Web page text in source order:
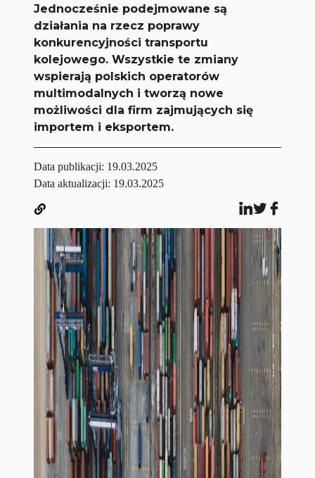
Jednocześnie podejmowane są
działania na rzecz poprawy
konkurencyjności transportu
kolejowego. Wszystkie te zmiany
wspierają polskich operatorów
multimodalnych i tworzą nowe
możliwości dla firm zajmujących się
importem i eksportem.
Data publikacji: 19.03.2025
Data aktualizacji: 19.03.2025